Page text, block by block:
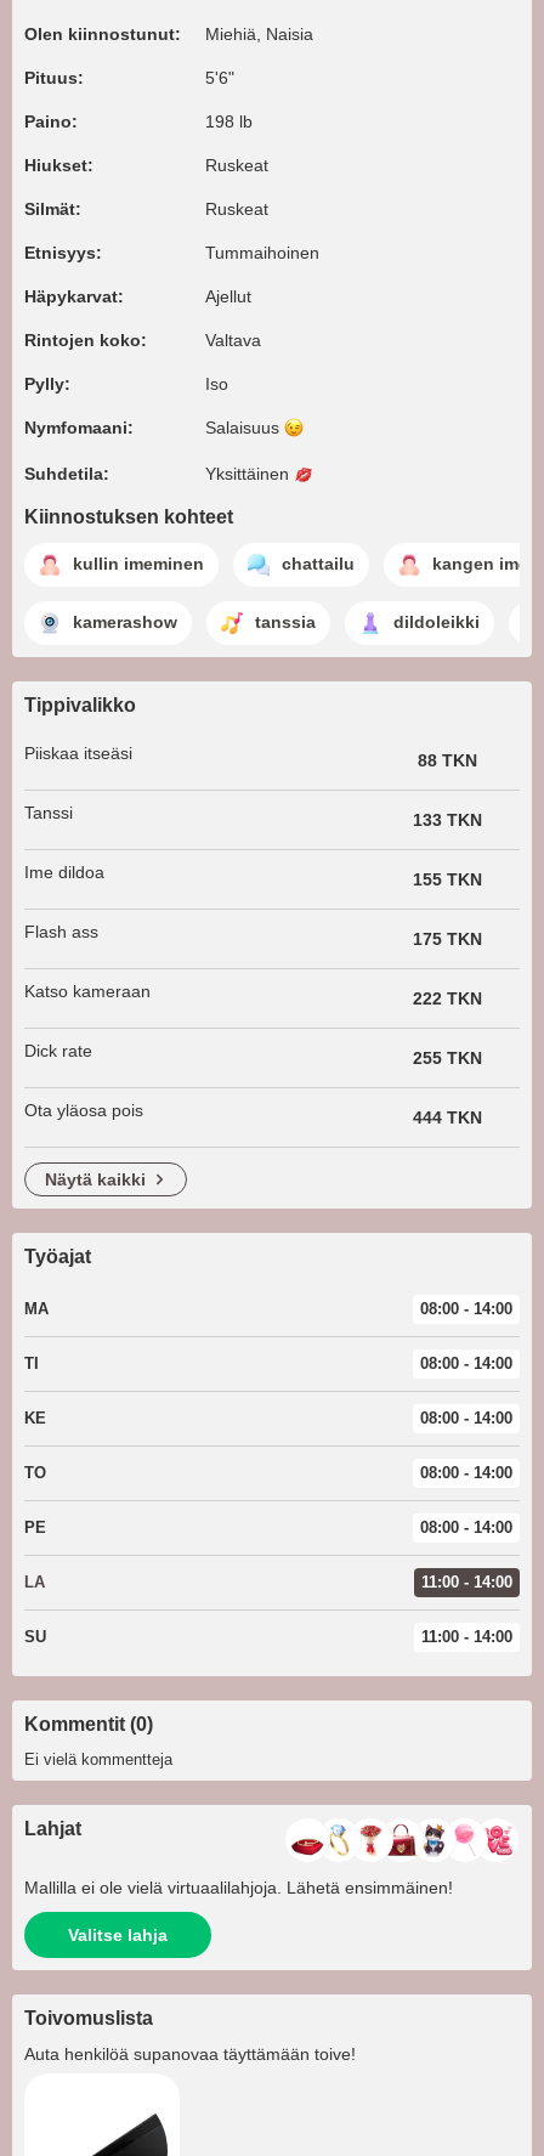
Olen kiinnostunut: Miehiä, Naisia
Pituus: 5'6"
Paino: 198 lb
Hiukset: Ruskeat
Silmät: Ruskeat
Etnisyys: Tummaihoinen
Häpykarvat: Ajellut
Rintojen koko: Valtava
Pylly: Iso
Nymfomaani: Salaisuus
Suhdetila: Yksittäinen
Kiinnostuksen kohteet
kullin imeminen chattailu kangen
kamerashow tanssia dildoleikki
Tippivalikko
Piiskaa itseäsi 88 TKN
Tanssi 133 TKN
Ime dildoa 155 TKN
Flash ass 175 TKN
Katso kameraan 222 TKN
Dick rate 255 TKN
Ota yläosa pois 444 TKN
näytä kaikki
Työajat
MA 08:00 - 14:00
TI 08:00 - 14:00
KE 08:00 - 14:00
TO 08:00 - 14:00
PE 08:00 - 14:00
LA 11:00 - 14:00
SU 11:00 - 14:00
Kommentit (0)
Ei vielä kommentteja
Lahjat
Mallilla ei ole vielä virtuaalilahjoja. Lähetä ensimmäinen!
Valitse lahja
Toivomuslista
Auta henkilöä supanovaa täyttämään toive!